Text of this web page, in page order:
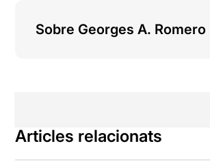
Sobre Georges A. Romero
Articles relacionats